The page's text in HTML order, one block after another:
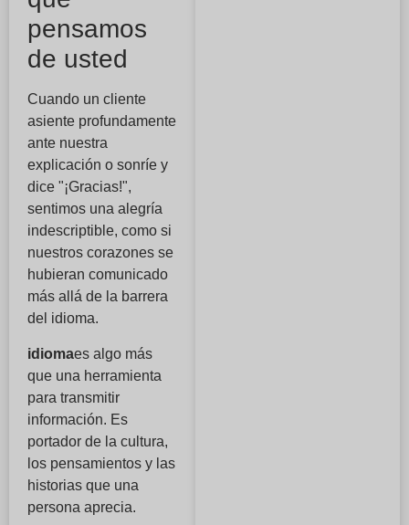
pensamos
de usted
Cuando un cliente
asiente profundamente
ante nuestra
explicación o sonríe y
dice "¡Gracias!",
sentimos una alegría
indescriptible, como si
nuestros corazones se
hubieran comunicado
más allá de la barrera
del idioma.
idiomaes algo más
que una herramienta
para transmitir
información. Es
portador de la cultura,
los pensamientos y las
historias que una
persona aprecia.